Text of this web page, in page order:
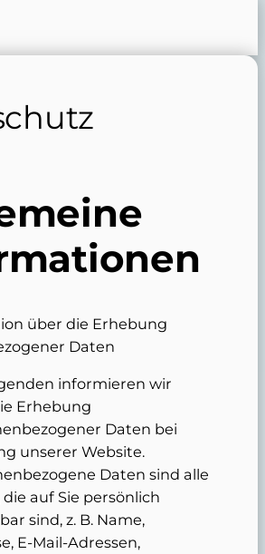
über die Erhebung
Daten
informieren wir
Erhebung
Daten bei
unserer Website.
Daten sind alle
die auf Sie persönlich
sind, z. B. Name,
E-Mail-Adressen,